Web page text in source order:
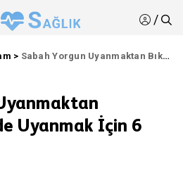
/
> Sabah Yorgun Uyanmaktan Bıkanlara | Zinde Uyanmak İçin 6 Öneri!
Uyanmak İçin 6